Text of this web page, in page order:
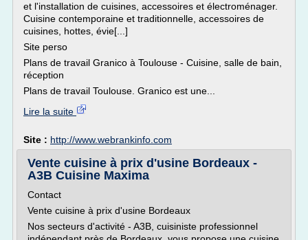
et l'installation de cuisines, accessoires et électroménager.
Cuisine contemporaine et traditionnelle, accessoires de
cuisines, hottes, évie[...]
Site perso
Plans de travail Granico à Toulouse - Cuisine, salle de bain,
réception
Plans de travail Toulouse. Granico est une...
Lire la suite
Site : http://www.webrankinfo.com
Vente cuisine à prix d'usine Bordeaux -
A3B Cuisine Maxima
Contact
Vente cuisine à prix d'usine Bordeaux
Nos secteurs d'activité - A3B, cuisiniste professionnel